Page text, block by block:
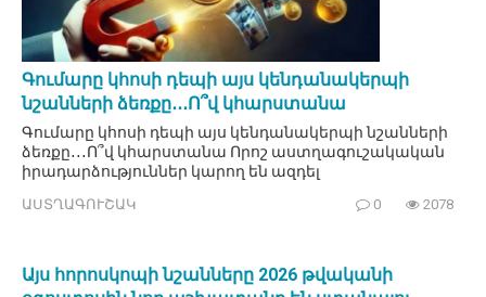
Գումարը կհոսի դեպի այս կենդանակերպի
նշանների ձեռքը․․․Ո՞վ կհարստանա
Գումարը կհոսի դեպի այս կենդանակերպի նշանների
ձեռքը․․․Ո՞վ կհարստանա Որոշ աստղագուշակական
իրադարձություններ կարող են ազդել
ԱՍՏՂԱԳՈՒՇԱԿ 0 2078
Այս հորոսկոպի նշանները 2026 թվականի